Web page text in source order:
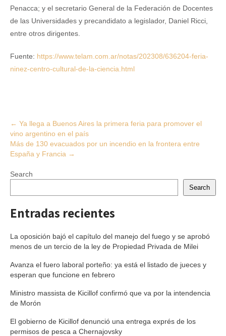
Penacca; y el secretario General de la Federación de Docentes
de las Universidades y precandidato a legislador, Daniel Ricci,
entre otros dirigentes.
Fuente: https://www.telam.com.ar/notas/202308/636204-feria-
ninez-centro-cultural-de-la-ciencia.html
Post
navigation
← Ya llega a Buenos Aires la primera feria para promover el
vino argentino en el país
Más de 130 evacuados por un incendio en la frontera entre
España y Francia →
Search
Search
Entradas recientes
La oposición bajó el capítulo del manejo del fuego y se aprobó
menos de un tercio de la ley de Propiedad Privada de Milei
Avanza el fuero laboral porteño: ya está el listado de jueces y
esperan que funcione en febrero
Ministro massista de Kicillof confirmó que va por la intendencia
de Morón
El gobierno de Kicillof denunció una entrega exprés de los
permisos de pesca a Chernajovsky